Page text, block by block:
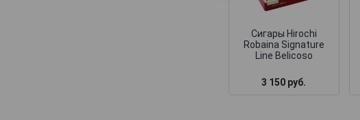
Сигары Hirochi
Robaina Signature
Line Belicoso
3 150 руб.